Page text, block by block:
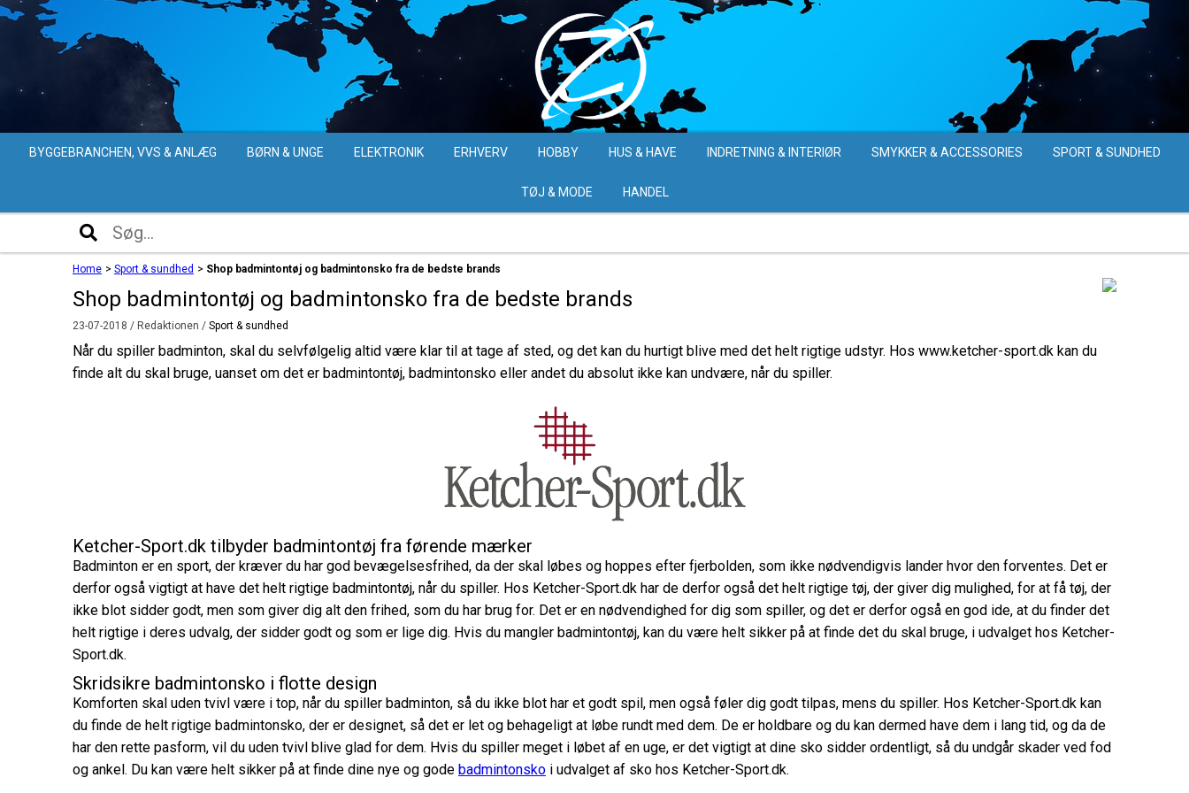
BYGGEBRANCHEN, VVS & ANLÆG BØRN & UNGE ELEKTRONIK ERHVERV HOBBY HUS & HAVE INDRETNING & INTERIØR SMYKKER & ACCESSORIES SPORT & SUNDHED
TØJ & MODE HANDEL
Home > Sport & sundhed > Shop badmintontøj og badmintonsko fra de bedste brands
Shop badmintontøj og badmintonsko fra de bedste brands
23-07-2018 / Redaktionen / Sport & sundhed
Når du spiller badminton, skal du selvfølgelig altid være klar til at tage af sted, og det kan du hurtigt blive med det helt rigtige udstyr. Hos www.ketcher-sport.dk kan du
finde alt du skal bruge, uanset om det er badmintontøj, badmintonsko eller andet du absolut ikke kan undvære, når du spiller.
Ketcher-Sport.dk tilbyder badmintontøj fra førende mærker
Badminton er en sport, der kræver du har god bevægelsesfrihed, da der skal løbes og hoppes efter fjerbolden, som ikke nødvendigvis lander hvor den forventes. Det er
derfor også vigtigt at have det helt rigtige badmintontøj, når du spiller. Hos Ketcher-Sport.dk har de derfor også det helt rigtige tøj, der giver dig mulighed, for at få tøj, der
ikke blot sidder godt, men som giver dig alt den frihed, som du har brug for. Det er en nødvendighed for dig som spiller, og det er derfor også en god ide, at du finder det
helt rigtige i deres udvalg, der sidder godt og som er lige dig. Hvis du mangler badmintontøj, kan du være helt sikker på at finde det du skal bruge, i udvalget hos Ketcher-
Sport.dk.
Skridsikre badmintonsko i flotte design
Komforten skal uden tvivl være i top, når du spiller badminton, så du ikke blot har et godt spil, men også føler dig godt tilpas, mens du spiller. Hos Ketcher-Sport.dk kan
du finde de helt rigtige badmintonsko, der er designet, så det er let og behageligt at løbe rundt med dem. De er holdbare og du kan dermed have dem i lang tid, og da de
har den rette pasform, vil du uden tvivl blive glad for dem. Hvis du spiller meget i løbet af en uge, er det vigtigt at dine sko sidder ordentligt, så du undgår skader ved fod
og ankel. Du kan være helt sikker på at finde dine nye og gode badmintonsko i udvalget af sko hos Ketcher-Sport.dk.